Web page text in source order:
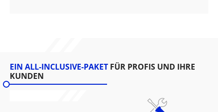
EIN ALL-INCLUSIVE-PAKET FÜR PROFIS UND IHRE
KUNDEN